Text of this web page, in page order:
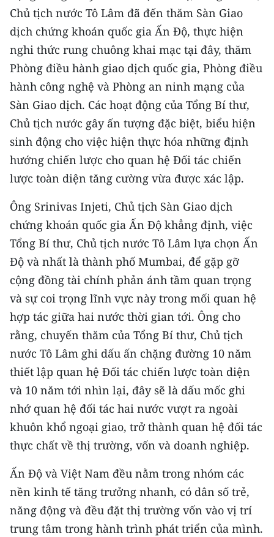
Chủ tịch nước Tô Lâm đã đến thăm Sàn Giao
dịch chứng khoán quốc gia Ấn Độ, thực hiện
nghi thức rung chuông khai mạc tại đây, thăm
Phòng điều hành giao dịch quốc gia, Phòng điều
hành công nghệ và Phòng an ninh mạng của
Sàn Giao dịch. Các hoạt động của Tổng Bí thư,
Chủ tịch nước gây ấn tượng đặc biệt, biểu hiện
sinh động cho việc hiện thực hóa những định
hướng chiến lược cho quan hệ Đối tác chiến
lược toàn diện tăng cường vừa được xác lập.
Ông Srinivas Injeti, Chủ tịch Sàn Giao dịch
chứng khoán quốc gia Ấn Độ khẳng định, việc
Tổng Bí thư, Chủ tịch nước Tô Lâm lựa chọn Ấn
Độ và nhất là thành phố Mumbai, để gặp gỡ
cộng đồng tài chính phản ánh tầm quan trọng
và sự coi trọng lĩnh vực này trong mối quan hệ
hợp tác giữa hai nước thời gian tới. Ông cho
rằng, chuyến thăm của Tổng Bí thư, Chủ tịch
nước Tô Lâm ghi dấu ấn chặng đường 10 năm
thiết lập quan hệ Đối tác chiến lược toàn diện
và 10 năm tới nhìn lại, đây sẽ là dấu mốc ghi
nhớ quan hệ đối tác hai nước vượt ra ngoài
khuôn khổ ngoại giao, trở thành quan hệ đối tác
thực chất về thị trường, vốn và doanh nghiệp.
Ấn Độ và Việt Nam đều nằm trong nhóm các
nền kinh tế tăng trưởng nhanh, có dân số trẻ,
năng động và đều đặt thị trường vốn vào vị trí
trung tâm trong hành trình phát triển của mình.